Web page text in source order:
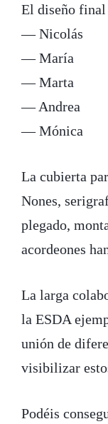
El diseño final
— Nicolás
— María
— Marta
— Andrea
— Mónica
La cubierta
Nones,
plegado,
acordeones
La larga
la ESDA
unión de
visibilizar
Podéis